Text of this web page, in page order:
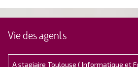
Vie des agents
A stagiaire Toulouse ( Informatique et